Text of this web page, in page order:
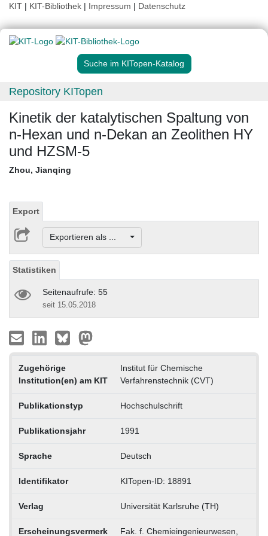
KIT | KIT-Bibliothek | Impressum | Datenschutz
Suche im KITopen-Katalog
Repository KITopen
Kinetik der katalytischen Spaltung von
n-Hexan und n-Dekan an Zeolithen HY
und HZSM-5
Zhou, Jianqing
Export
Exportieren als ...
Statistiken
Seitenaufrufe: 55
seit 15.05.2018
Zugehörige
Institution(en) am KIT
Institut für Chemische
Verfahrenstechnik (CVT)
Publikationstyp Hochschulschrift
Publikationsjahr 1991
Sprache Deutsch
Identifikator KITopen-ID: 18891
Verlag Universität Karlsruhe (TH)
Erscheinungsvermerk Fak. f. Chemieingenieurwesen,